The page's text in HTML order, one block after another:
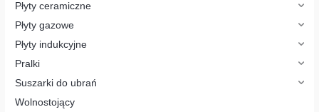
Płyty ceramiczne
Płyty gazowe
Płyty indukcyjne
Pralki
Suszarki do ubrań
Wolnostojący